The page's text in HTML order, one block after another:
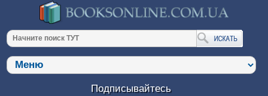
Подписывайтесь